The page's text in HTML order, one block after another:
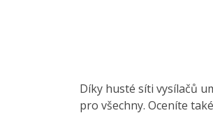
Díky husté síti vysílačů
pro všechny. Oceníte